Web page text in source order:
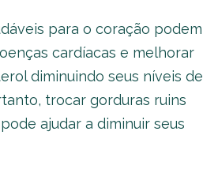
para o coração podem
cardíacas e melhorar
diminuindo seus níveis de
trocar gorduras ruins
ajudar a diminuir seus